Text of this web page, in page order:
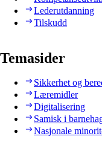
Lederutdanning
Tilskudd
Temasider
Sikkerhet og
Læremidler
Digitalisering
Samisk i
Nasjonale